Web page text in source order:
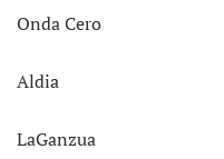
Onda Cero
Aldia
LaGanzua